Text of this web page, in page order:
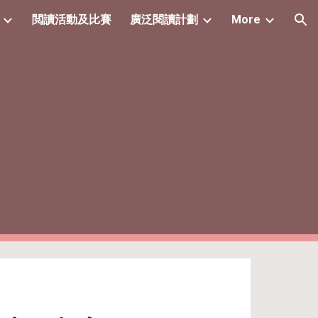
閲讀活動及比賽 廣泛閱讀計劃 More